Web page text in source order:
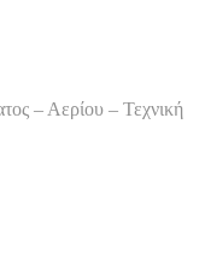
– Αερίου – Τεχνική